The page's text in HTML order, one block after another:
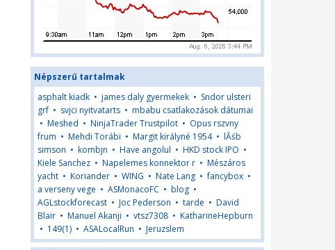
Népszerű tartalmak
asphalt kiadk • james daly gyermekek • Sndor ulsteri
grf • svjci nyitvatarts • mbabu csatlakozások dátumai
• Meshed • NinjaTrader Trustpilot • Opus rszvny
frum • Mehdi Torábi • Margit királyné 1954• lĂśb
simson • kombjn • Have angolul • HKD stock IPO •
Kiele Sanchez • Napelemes konnektor r • Mészáros
yacht • Koriander • WING • Nate Lang •fancybox •
a verseny vege • ASMonacoFC • blog •
AGLstockforecast • Joc Pederson • tarde • David
Blair • Manuel Akanji • vtsz7308 • KatharineHepburn
• 149(1) • ASALocalRun • Jeruzslem